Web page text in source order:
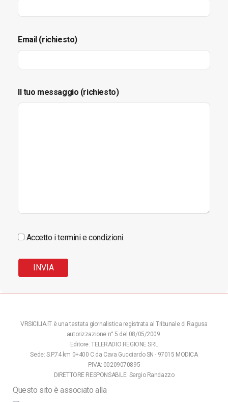
Email (richiesto)
Il tuo messaggio (richiesto)
Accetto i termini e condizioni
VRSICILIA.IT è una testata giornalistica registrata al Tribunale di Ragusa
autorizzazione n° 5 del 08/05/2009.
Editore: TELERADIO REGIONE SRL
Sede: S.P.74 km 0+400 C.da Cava Gucciardo SN - 97015 MODICA
P.IVA: 00209070895
DIRETTORE RESPONSABILE: Sergio Randazzo
Questo sito è associato alla